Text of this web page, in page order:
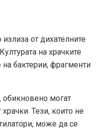
от дихателните
на храчките
на бактерии, фрагменти
обикновено могат
Тези, които не
може да се